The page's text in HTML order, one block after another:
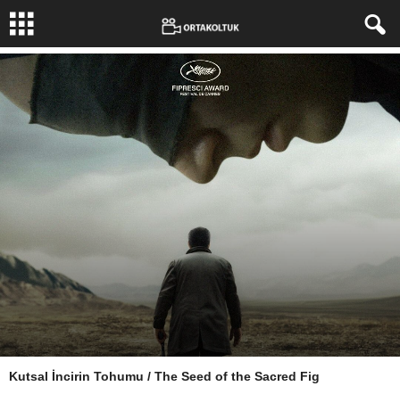
Yazar: Yazgülü Aldoğan- 3 Ocak 2025 709 0
Kutsal İncirin Tohumu / The Seed of the Sacred Fig